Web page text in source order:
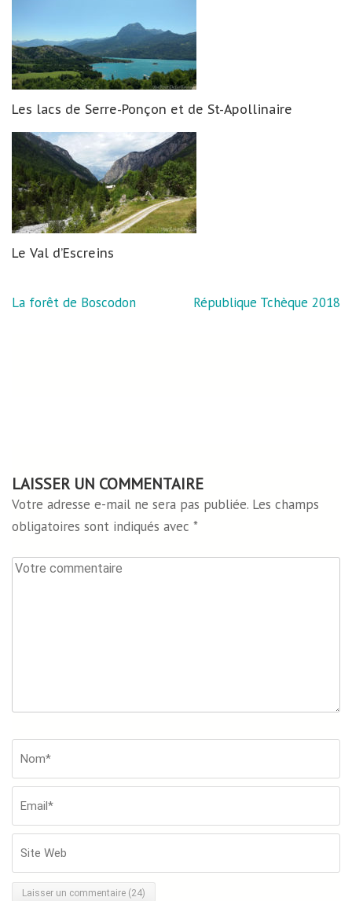
Les lacs de Serre-Ponçon et de St-Apollinaire
Le Val d’Escreins
Navigation
La forêt de Boscodon République Tchèque 2018
LAISSER UN COMMENTAIRE
Votre adresse e-mail ne sera pas publiée. Les champs
obligatoires sont indiqués avec *
Votre